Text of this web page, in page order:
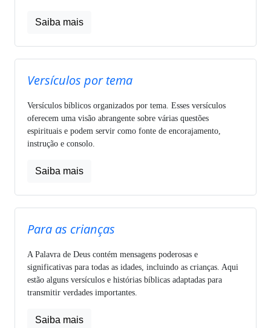
Saiba mais
Versículos por tema
Versículos bíblicos organizados por tema. Esses versículos
oferecem uma visão abrangente sobre várias questões
espirituais e podem servir como fonte de encorajamento,
instrução e consolo.
Saiba mais
Para as crianças
A Palavra de Deus contém mensagens poderosas e
significativas para todas as idades, incluindo as crianças. Aqui
estão alguns versículos e histórias bíblicas adaptadas para
transmitir verdades importantes.
Saiba mais